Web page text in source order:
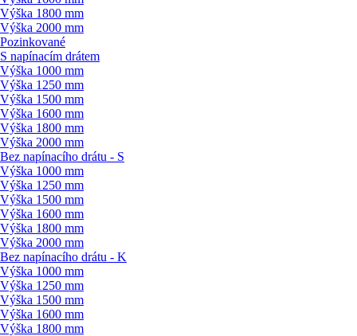
Výška 1800 mm
Výška 2000 mm
Pozinkované
S napínacím drátem
Výška 1000 mm
Výška 1250 mm
Výška 1500 mm
Výška 1600 mm
Výška 1800 mm
Výška 2000 mm
Bez napínacího drátu - S
Výška 1000 mm
Výška 1250 mm
Výška 1500 mm
Výška 1600 mm
Výška 1800 mm
Výška 2000 mm
Bez napínacího drátu - K
Výška 1000 mm
Výška 1250 mm
Výška 1500 mm
Výška 1600 mm
Výška 1800 mm